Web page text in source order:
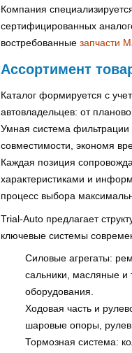
Компания
сертифицированных
востребованные запчасти
Ассортимент
Каталог формируется с
автовладельцев: от
Умная система
совместимости, экономя
Каждая позиция
характеристиками и
процесс выбора
Trial-Auto предлагает
ключевые системы
Силовые агрегаты:
сальники, масляные и
оборудования.
Ходовая часть и
шаровые опоры,
Тормозная система: